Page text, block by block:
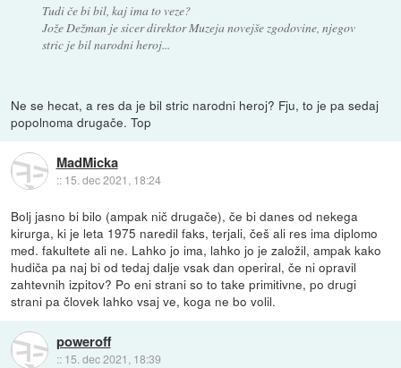
Tudi če bi bil, kaj ima to veze?
Jože Dežman je sicer direktor Muzeja novejše zgodovine, njegov
stric je bil narodni heroj...
Ne se hecat, a res da je bil stric narodni heroj? Fju, to je pa sedaj
popolnoma drugače. Top
MadMicka
:: 15. dec 2021, 18:24
Bolj jasno bi bilo (ampak nič drugače), če bi danes od nekega
kirurga, ki je leta 1975 naredil faks, terjali, češ ali res ima diplomo
med. fakultete ali ne. Lahko jo ima, lahko jo je založil, ampak kako
hudiča pa naj bi od tedaj dalje vsak dan operiral, če ni opravil
zahtevnih izpitov? Po eni strani so to take primitivne, po drugi
strani pa človek lahko vsaj ve, koga ne bo volil.
poweroff
:: 15. dec 2021, 18:39